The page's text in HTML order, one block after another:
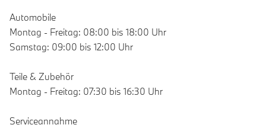
Automobile
Montag - Freitag: 08:00 bis 18:00 Uhr
Samstag: 09:00 bis 12:00 Uhr
Teile & Zubehör
Montag - Freitag: 07:30 bis 16:30 Uhr
Serviceannahme